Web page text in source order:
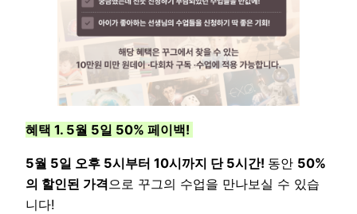
혜택 1. 5월 5일 50% 페이백!
5월 5일 오후 5시부터 10시까지 단 5시간! 동안 50%
의 할인된 가격으로 꾸그의 수업을 만나보실 수 있습
니다!